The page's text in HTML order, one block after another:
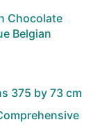
Chocolate
Belgian
375 by 73 cm